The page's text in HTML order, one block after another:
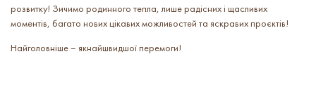
розвитку! Зичимо родинного тепла, лише радісних і щасливих
моментів, багато нових цікавих можливостей та яскравих проєктів!
Найголовніше – якнайшвидшої перемоги!